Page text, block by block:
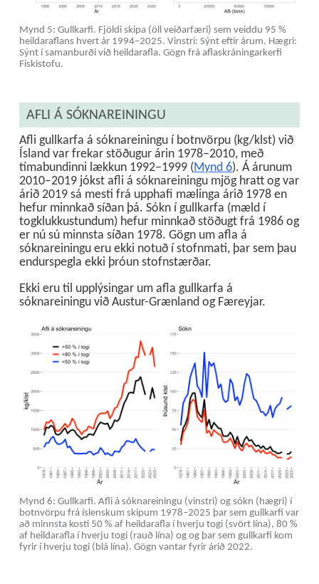
Mynd 5: Gullkarfi. Fjöldi skipa (öll veiðarfæri) sem veiddu 95 %
heildaraflans hvert ár 1994–2025. Vinstri: Sýnt eftir árum. Hægri:
Sýnt í samanburði við heildarafla. Gögn frá aflaskráningarkerfi
Fiskistofu.
AFLI Á SÓKNAREININGU
Afli gullkarfa á sóknareiningu í botnvörpu (kg/klst) við
Ísland var frekar stöðugur árin 1978–2010, með
tímabundinni lækkun 1992–1999 (Mynd 6). Á árunum
2010–2019 jókst afli á sóknareiningu mjög hratt og var
árið 2019 sá mesti frá upphafi mælinga árið 1978 en
hefur minnkað síðan þá. Sókn í gullkarfa (mæld í
togklukkustundum) hefur minnkað stöðugt frá 1986 og
er nú sú minnsta síðan 1978. Gögn um afla á
sóknareiningu eru ekki notuð í stofnmati, þar sem þau
endurspegla ekki þróun stofnstærðar.
Ekki eru til upplýsingar um afla gullkarfa á
sóknareiningu við Austur-Grænland og Færeyjar.
Mynd 6: Gullkarfi. Afli á sóknareiningu (vinstri) og sókn (hægri) í
botnvörpu frá íslenskum skipum 1978–2025 þar sem gullkarfi var
að minnsta kosti 50 % af heildarafla í hverju togi (svört lína), 80 %
af heildarafla í hverju togi (rauð lína) og og þar sem gullkarfi kom
fyrir í hverju togi (blá lína). Gögn vantar fyrir árið 2022.